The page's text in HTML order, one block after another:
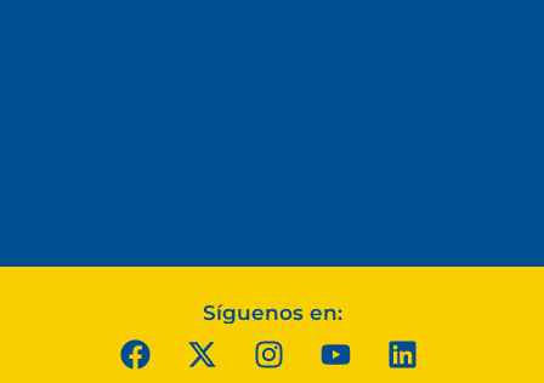
Síguenos en: